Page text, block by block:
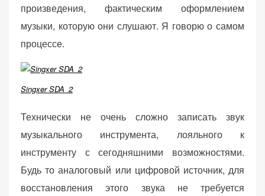
произведения, фактическим оформлением
музыки, которую они слушают. Я говорю о самом
процессе.
Singxer SDA_2
Технически не очень сложно записать звук
музыкального инструмента, лояльного к
инструменту с сегодняшними возможностями.
Будь то аналоговый или цифровой источник, для
восстановления этого звука не требуется
Статистические
(аналитика)
посещаемость
(Яндекс.Метрика).
персональных
Маркетинговые
(реклама)
Яндекс.Директ:
персонализированная